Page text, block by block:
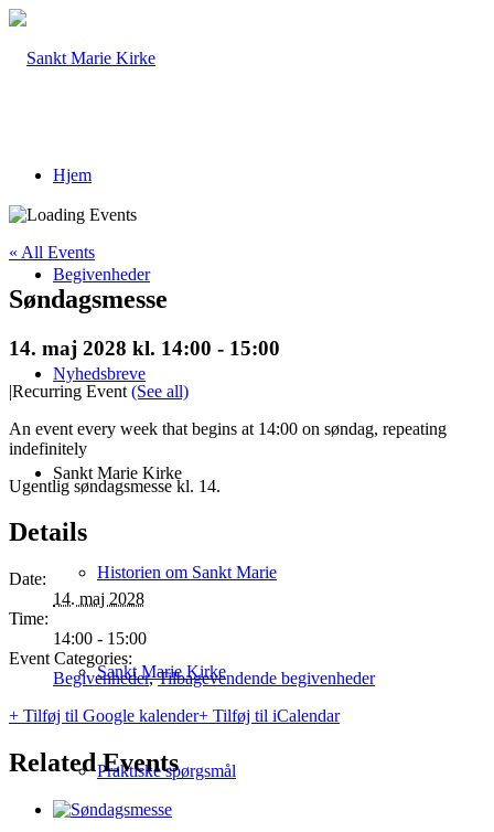
Hjem
Begivenheder
Nyhedsbreve
Sankt Marie Kirke
Historien om Sankt Marie
Sankt Marie Kirke
Praktiske spørgsmål
« All Events
Søndagsmesse
14. maj 2028 kl. 14:00 - 15:00
|Recurring Event (See all)
An event every week that begins at 14:00 on søndag, repeating
indefinitely
Ugentlig søndagsmesse kl. 14.
Details
Date:
14. maj 2028
Time:
14:00 - 15:00
Event Categories:
Begivenheder,Tilbagevendende begivenheder
+ Tilføj til Google kalender+ Tilføj til iCalendar
Related Events